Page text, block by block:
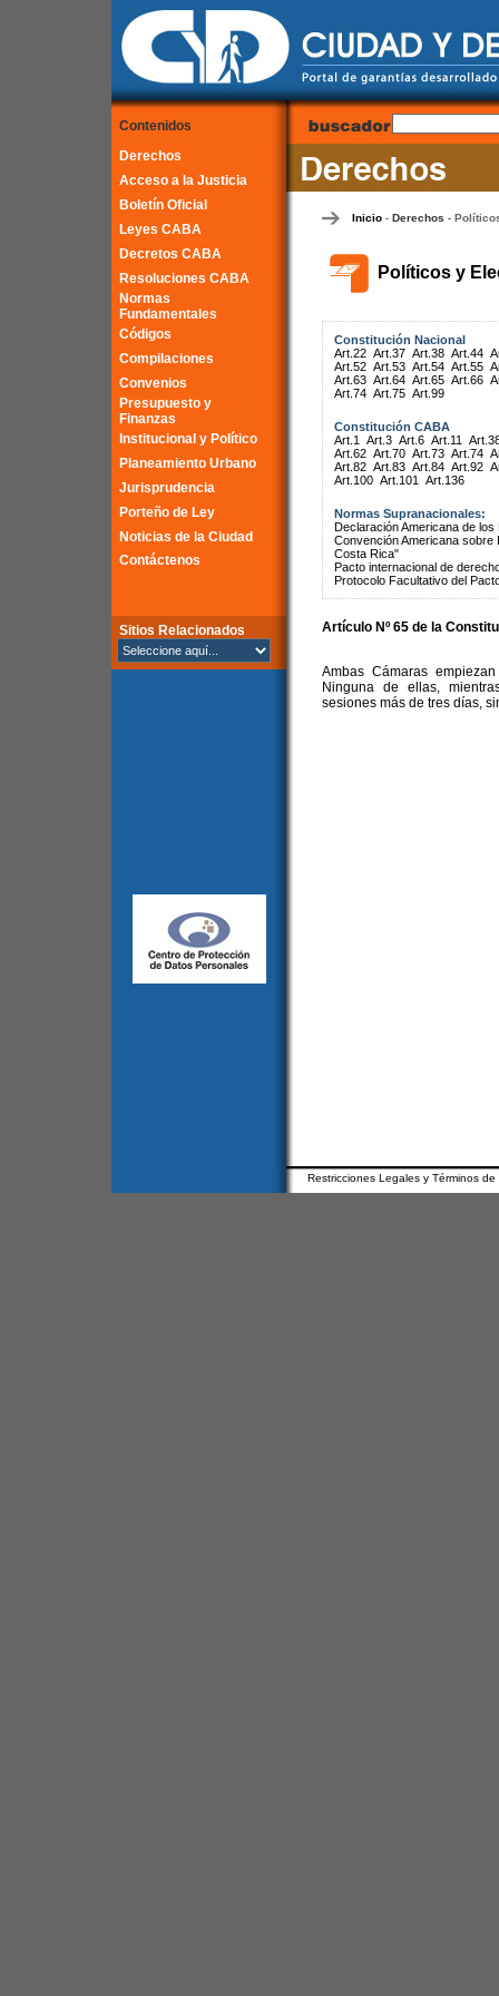
Contenidos
Derechos
Acceso a la Justicia
Boletín Oficial
Leyes CABA
Decretos CABA
Resoluciones CABA
Normas
Fundamentales
Códigos
Compilaciones
Convenios
Presupuesto y
Finanzas
Institucional y Político
Planeamiento Urbano
Jurisprudencia
Porteño de Ley
Noticias de la Ciudad
Contáctenos
Sitios Relacionados
Inicio- Derechos -
Políticos y
Constitución Nacional
Art.22 Art.37 Art.38 Art.44
Art.52 Art.53 Art.54 Art.55
Art.63 Art.64 Art.65 Art.66
Art.74 Art.75 Art.99
Constitución CABA
Art.1
Art.3 Art.6 Art.11
Art.62 Art.70 Art.73 Art.74
Art.82 Art.83 Art.84 Art.92
Art.100 Art.101 Art.136
Normas Supranacionales:
Declaración Americana de
Convención Americana
Costa Rica"
Pacto internacional de
Protocolo Facultativo del
Artículo Nº 65 de la
Ambas Cámaras
Ninguna de ellas,
sesiones más de tres días,
Restricciones Legales y Términos de